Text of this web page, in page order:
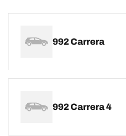
992 Carrera
992 Carrera 4